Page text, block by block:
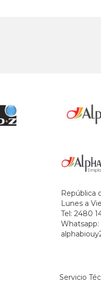
República
Lunes a
Tel: 2480
Servicio